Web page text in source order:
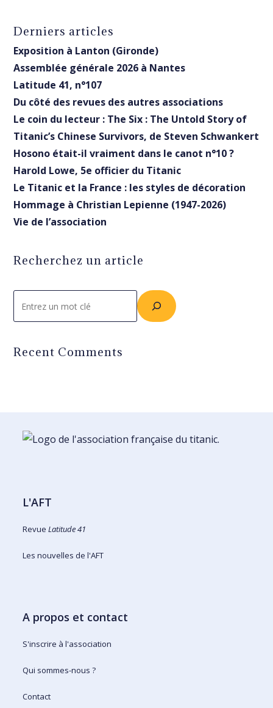
Derniers articles
Exposition à Lanton (Gironde)
Assemblée générale 2026 à Nantes
Latitude 41, n°107
Du côté des revues des autres associations
Le coin du lecteur : The Six : The Untold Story of
Titanic’s Chinese Survivors, de Steven Schwankert
Hosono était-il vraiment dans le canot n°10 ?
Harold Lowe, 5e officier du Titanic
Le Titanic et la France : les styles de décoration
Hommage à Christian Lepienne (1947-2026)
Vie de l’association
Recherchez un article
Recent Comments
L'AFT
RevueLatitude 41
Les nouvelles de l'AFT
A propos et contact
S'inscrire à l'association
Qui sommes-nous ?
Contact